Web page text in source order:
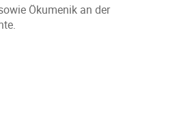
Ökumenik an der